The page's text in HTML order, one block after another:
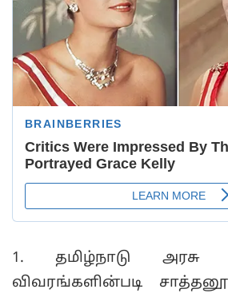
1. தமிழ்நாடு அரசு
விவரங்களின்படி